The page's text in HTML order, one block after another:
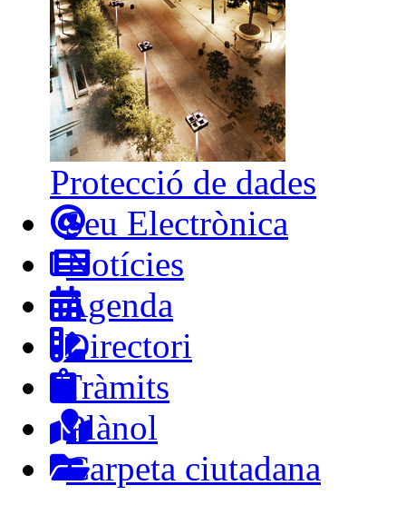
Protecció de dades
Seu Electrònica
Notícies
Agenda
Directori
Tràmits
Plànol
Carpeta ciutadana